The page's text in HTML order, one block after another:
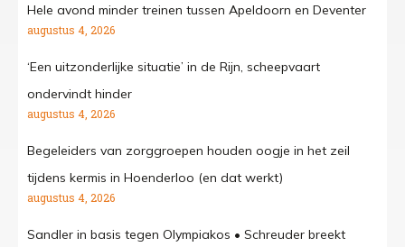
Hele avond minder treinen tussen Apeldoorn en Deventer
augustus 4, 2026
‘Een uitzonderlijke situatie’ in de Rijn, scheepvaart
ondervindt hinder
augustus 4, 2026
Begeleiders van zorggroepen houden oogje in het zeil
tijdens kermis in Hoenderloo (en dat werkt)
augustus 4, 2026
Sandler in basis tegen Olympiakos • Schreuder breekt